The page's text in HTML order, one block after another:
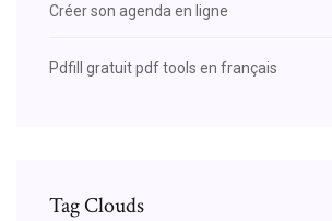
Créer son agenda en ligne
Pdfill gratuit pdf tools en français
Tag Clouds